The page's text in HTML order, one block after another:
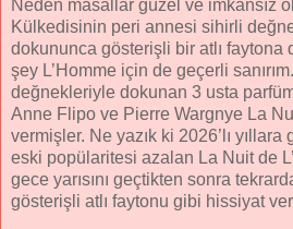
Neden masallar güzel ve imkansız
Külkedisinin peri annesi sihirli
dokununca gösterişli bir atlı faytona
şey L’Homme için de geçerli
değnekleriyle dokunan 3 usta
Anne Flipo ve Pierre Wargnye La
vermişler. Ne yazık ki 2026’lı
eski popülaritesi azalan La Nuit de
gece yarısını geçtikten sonra
gösterişli atlı faytonu gibi hissiyat